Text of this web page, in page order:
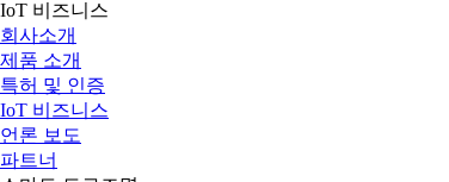
IoT 비즈니스
회사소개
제품 소개
특허 및 인증
IoT 비즈니스
언론 보도
파트너